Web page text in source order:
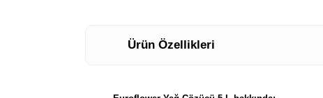
Ürün Özellikleri